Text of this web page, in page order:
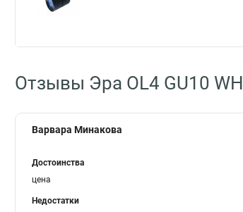
Отзывы Эра OL4 GU10 WH
Варвара Минакова
Достоинства
цена
Недостатки